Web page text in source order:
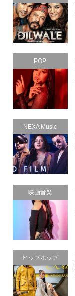
スクコレクショ
ン
POP
NEXA Music
映画音楽
ヒップホップ